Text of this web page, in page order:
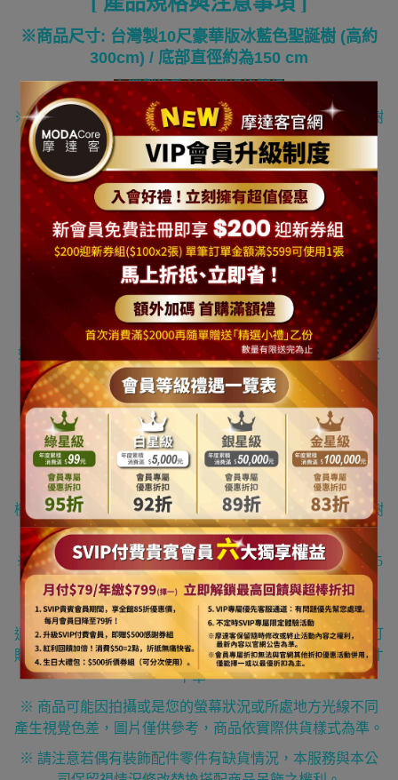
※商品尺寸: 台灣製10尺豪華版冰藍色聖誕樹 (高約
300cm) / 底部直徑約為150 cm
台灣製造歐美外銷規格等級
※本商品出貨包括一株台灣製10尺豪華版冰藍色聖誕樹裸樹
(
裸樹:代表此組商品不含裝飾配件不含聖誕燈
※ 本商品需自行組裝 ，出貨時內箱會附上說明書請留意
※
※本商品尚有各種尺寸裝飾聖誕樹(10~15呎/8呎/7呎/6 呎 /3
呎
/2 呎/1呎,可參考我的賣場)更高的尺寸本公司也都有供
應,歡迎留言或來信來電詢問
※ 貼心小提醒※
別忘了裝聖誕樹時,聖誕樹的每個枝葉都要打開樹才會茂盛
好看喔
還有如果有另選購聖誕燈的話要把聖誕燈融入樹枝
葉裡面( 放進去一點)開燈才會好看喔 ~~~
[注意事項]
※ 請注意尺 呎)乃一般聖誕樹業界的高度單位，一尺約
30cm，其一般高度定義為從底座底部地上一直到樹頂星的
樹藤向上全部拉直到最頂部的垂直高度，有可能因為放置樹
頂星或頂部樹藤沒有向上拉直而導致高度的減少。
※ 商品可能會因實際某些因素產生些許誤差，誤差值在3~5
吋上下為合理範圍。
※ 我們工作人員皆辛苦努力地為您的訂單服務，為避免因
退換貨浪費來回時間與造成物流費用等資源損失與浪費，訂
購前請務必謹慎思考您需要的規格尺寸，請務必確認後方才
下單。
※ 商品可能因拍攝或是您的螢幕狀況或所處地方光線不同
產生視覺色差，圖片僅供參考，商品依實際供貨樣式為準。
※ 請注意若偶有裝飾配件零件有缺貨情況，本服務與本公